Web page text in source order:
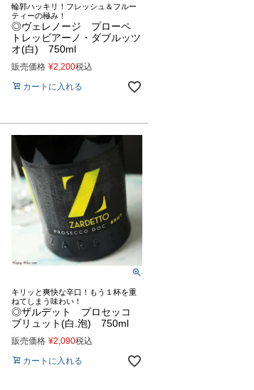
輪郭ハッキリ！フレッシュ＆フルー
ティーの極み！
◎ヴェレノージ プローペ
トレッビアーノ・ダブルッツ
オ(白) 750ml
販売価格 ¥2,200税込
カートに入れる
キリッと爽快な辛口！もう１杯を重
ねてしまう味わい！
◎ザルデット プロセッコ
ブリュット(白.泡) 750ml
販売価格 ¥2,090税込
カートに入れる